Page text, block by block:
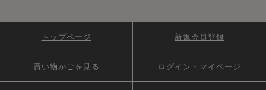
トップページ 新規会員登録
買い物かごを見る ログイン・マイページ